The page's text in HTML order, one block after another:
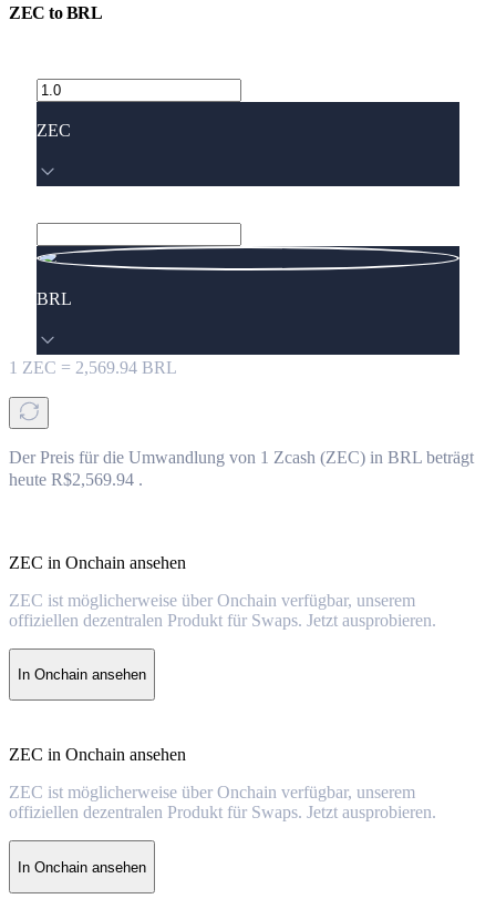
ZEC toBRL
ZEC
BRL
1 ZEC = 2,569.94 BRL
Der Preis für die Umwandlung von 1 Zcash (ZEC) in BRL beträgt
heute R$2,569.94 .
ZEC in Onchain ansehen
ZEC ist möglicherweise über Onchain verfügbar, unserem
offiziellen dezentralen Produkt für Swaps. Jetzt ausprobieren.
In Onchain ansehen
ZEC in Onchain ansehen
ZEC ist möglicherweise über Onchain verfügbar, unserem
offiziellen dezentralen Produkt für Swaps. Jetzt ausprobieren.
In Onchain ansehen